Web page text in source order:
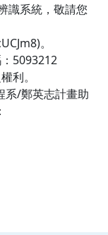
識系統，敬請您
。
5093212
利。
系/鄭英志計畫助